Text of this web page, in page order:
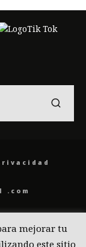
.com
mejorar tu
este sitio